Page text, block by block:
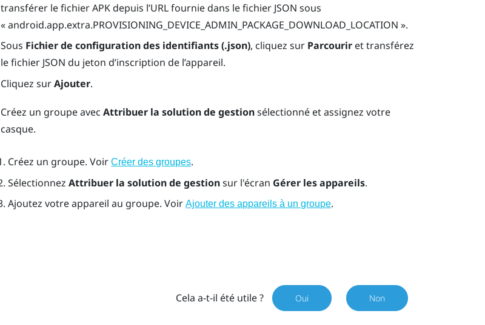
transférer le fichier APK depuis l’URL fournie dans le fichier JSON sous
« android.app.extra.PROVISIONING_DEVICE_ADMIN_PACKAGE_DOWNLOAD_LOCATION ».
Sous Fichier de configuration des identifiants (.json), cliquez sur Parcouriret transférez
le fichier JSON du jeton d’inscription de l’appareil.
Cliquez surAjouter.
Créez un groupe avec Attribuer la solution de gestionsélectionné et assignez votre
casque.
Créez un groupe. VoirCréer des groupes.
SélectionnezAttribuer la solution de gestionsur l'écran Gérer les appareils.
Ajoutez votre appareil au groupe. VoirAjouter des appareils à un groupe.
Cela a-t-il été utile ? Oui Non